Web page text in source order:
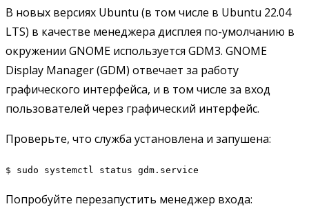
В новых версиях Ubuntu (в том числе в Ubuntu 22.04
LTS) в качестве менеджера дисплея по-умолчанию в
окружении GNOME используется GDM3. GNOME
Display Manager (GDM) отвечает за работу
графического интерфейса, и в том числе за вход
пользователей через графический интерфейс.
Проверьте, что служба установлена и запушена:
$ sudo systemctl status gdm.service
Попробуйте перезапустить менеджер входа: